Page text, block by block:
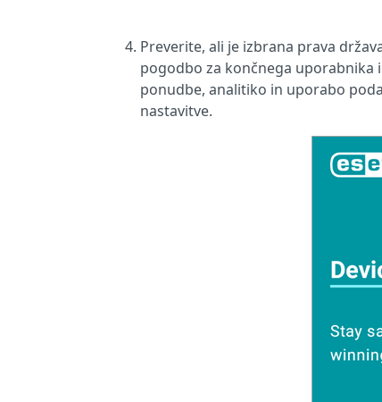
Preverite, ali je izbrana prava
pogodbo za končnega
ponudbe, analitiko in uporabo
nastavitve.